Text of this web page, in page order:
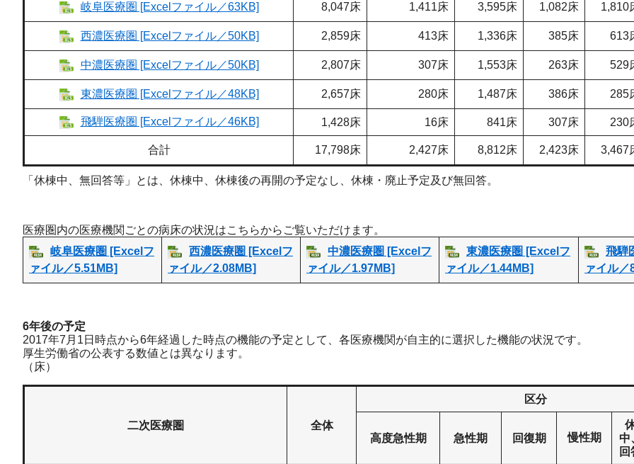
岐阜医療圏 [Excelファイル／63KB] 8,047床 1,411床 3,595床 1,082床 1,810
西濃医療圏 [Excelファイル／50KB] 2,859床 413床 1,336床 385床 613
中濃医療圏 [Excelファイル／50KB] 2,807床 307床 1,553床 263床 529
東濃医療圏 [Excelファイル／48KB] 2,657床 280床 1,487床 386床 285
飛騨医療圏 [Excelファイル／46KB] 1,428床 16床 841床 307床 230
合計 17,798床 2,427床 8,812床 2,423床 3,467
「休棟中、無回答等」とは、休棟中、休棟後の再開の予定なし、休棟・廃止予定及び無回答。
医療圏内の医療機関ごとの病床の状況はこちらからご覧いただけます。
岐阜医療圏 [Excelフ
ァイル／5.51MB]
西濃医療圏 [Excelフ
ァイル／2.08MB]
中濃医療圏 [Excelフ
ァイル／1.97MB]
東濃医療圏 [Excelフ
ァイル／1.44MB]
飛騨
ァイル／
6年後の予定
2017年7月1日時点から6年経過した時点の機能の予定として、各医療機関が自主的に選択した機能の状況です。
厚生労働省の公表する数値とは異なります。
（床）
二次医療圏 全体
区分
高度急性期 急性期 回復期 慢性期
中
回